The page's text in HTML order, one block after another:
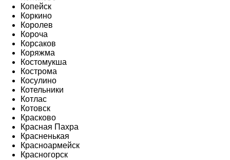
Копейск
Коркино
Королев
Короча
Корсаков
Коряжма
Костомукша
Кострома
Косулино
Котельники
Котлас
Котовск
Красково
Красная Пахра
Красненькая
Красноармейск
Красногорск